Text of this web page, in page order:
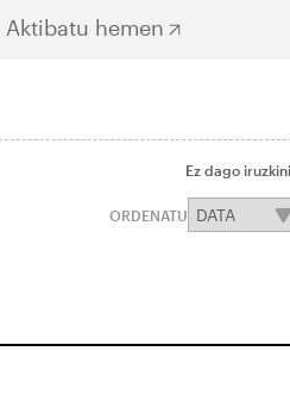
Aktibatu hemen
Ez dago
ORDENATU